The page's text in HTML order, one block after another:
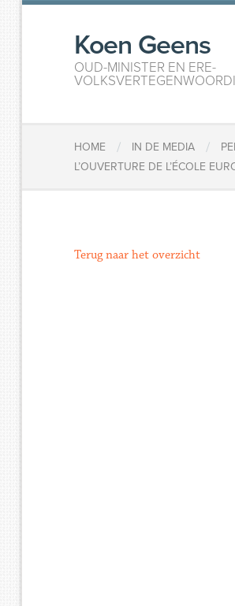
Koen Geens
OUD-MINISTER EN ERE-
HOME / IN DE MEDIA /
L’OUVERTURE DE L’ÉCOLE
Terug naar het overzicht